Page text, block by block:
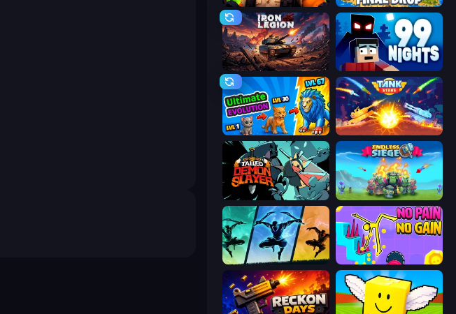
Zombie Lab Escape Final Drop
Iron Legion 99 Nights (Bloxd.io)
Ultimate Evolution Tank Stars
Tailed Demon Slayer Endless Siege
Shadow Ninja Revenge No Pain No Gain - Ragdoll Sandbox